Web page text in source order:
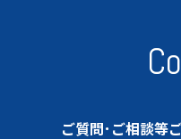
ご質問･ご相談等